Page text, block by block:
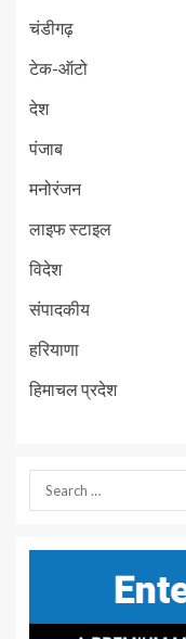
चंडीगढ़
टेक-ऑटो
देश
पंजाब
मनोरंजन
लाइफ स्टाइल
विदेश
संपादकीय
हरियाणा
हिमाचल प्रदेश